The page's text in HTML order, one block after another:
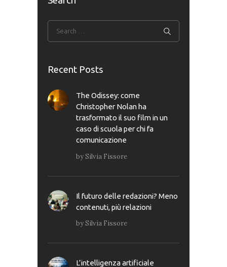
Recent Posts
The Odissey: come
Christopher Nolan ha
trasformato il suo film in un
caso di scuola per chi fa
comunicazione
bySilvia Fissore
Il futuro delle redazioni? Meno
contenuti, più relazioni
bySilvia Fissore
L’intelligenza artificiale